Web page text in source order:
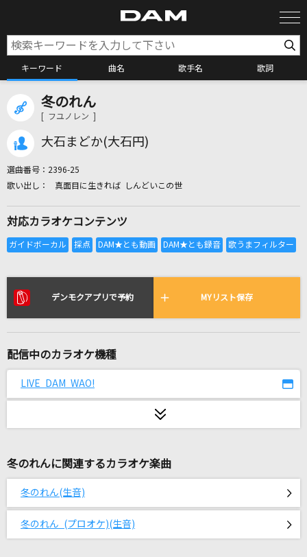
キーワード 曲名 歌手名 歌詞
カラオケ店舗検索
全国りれき
Mrs. GREEN APPLE
マルシィ
花束のかわりにメロディーを
緋色の空(ひしょくのそら)
川田まみ
[生音]小さな恋のうた
MONGOL800
冬のれん
[ フユノレン ]
大石まどか(大石円)
選曲番号： 2396-25
真面目に生きれば しんどいこの世
対応カラオケコンテンツ
デンモクアプリで予約 MYリスト保存
配信中のカラオケ機種
LIVE DAM WAO!
冬のれんに関連するカラオケ楽曲
冬のれん(生音)
冬のれん (プロオケ)(生音)